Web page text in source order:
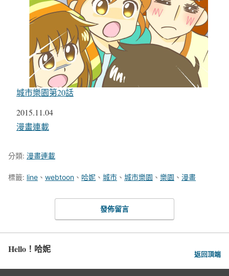
城市樂園第20話
日期
2015.11.04
關於
漫畫連載
分類: 漫畫連載
標籤: line 、 webtoon 、 哈妮 、 城市 、 城市樂園 、 樂園 、 漫畫
發佈留言
Hello！哈妮 返回頂端